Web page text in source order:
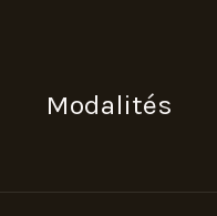
Modalités